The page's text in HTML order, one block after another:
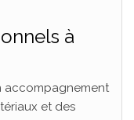
à
accompagnement
et des